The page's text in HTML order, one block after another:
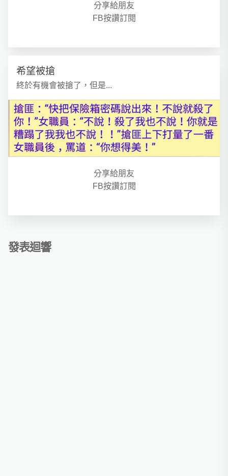
分享給朋友
FB按讚訂閱
希望被搶
終於有機會被搶了，但是...
分享給朋友
FB按讚訂閱
發表迴響